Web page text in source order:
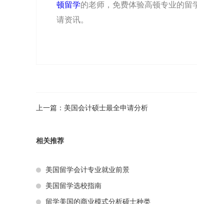
顿留学的老师，免费体验高顿专业的留
请资讯。
上一篇： 美国会计硕士最全申请分析
相关推荐
美国留学会计专业就业前景
美国留学选校指南
留学美国的商业模式分析硕士种类